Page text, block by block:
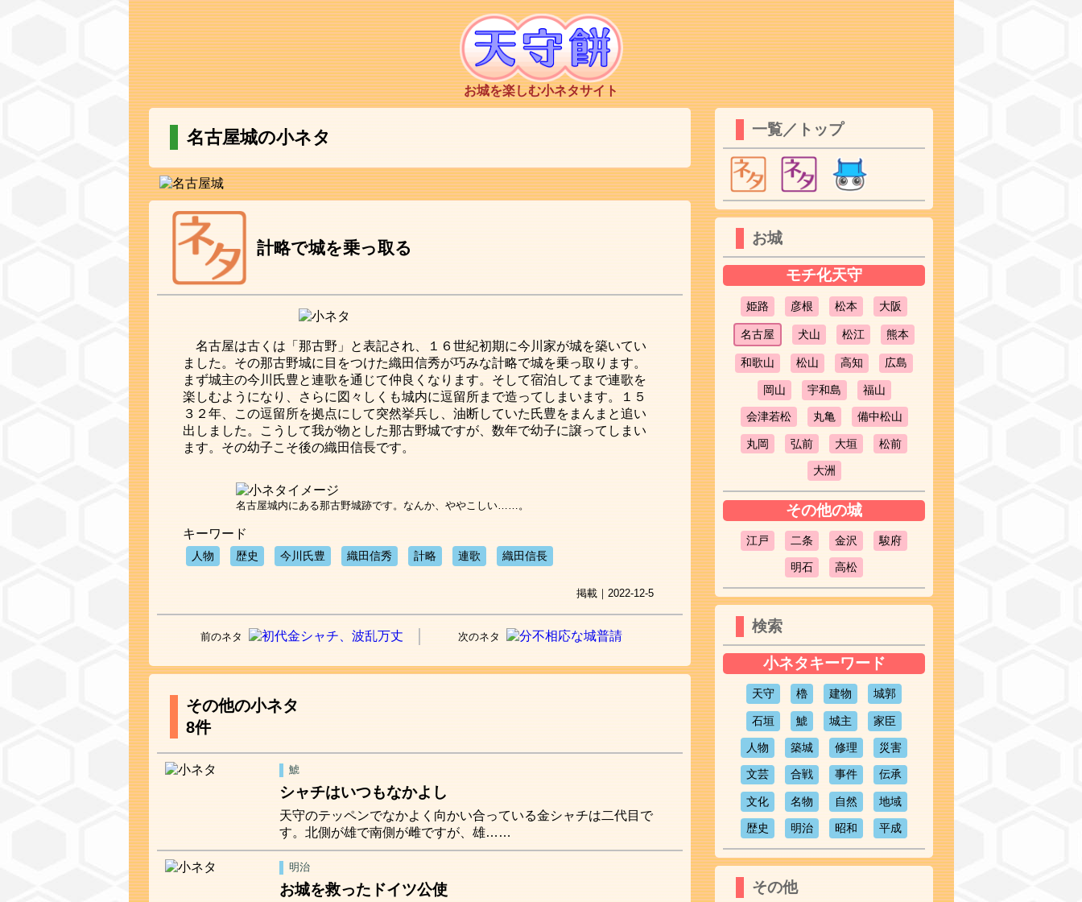
お城を楽しむ小ネタサイト
名古屋城の小ネタ
計略で城を乗っ取る
名古屋は古くは「那古野」と表記され、１６世紀初期に今川家が城を築いてい
ました。その那古野城に目をつけた織田信秀が巧みな計略で城を乗っ取ります。
まず城主の今川氏豊と連歌を通じて仲良くなります。そして宿泊してまで連歌を
楽しむようになり、さらに図々しくも城内に逗留所まで造ってしまいます。１５
３２年、この逗留所を拠点にして突然挙兵し、油断していた氏豊をまんまと追い
出しました。こうして我が物とした那古野城ですが、数年で幼子に譲ってしまい
ます。その幼子こそ後の織田信長です。
名古屋城内にある那古野城跡です。なんか、ややこしい……。
キーワード
人物 歴史 今川氏豊 織田信秀 計略 連歌 織田信長
掲載｜2022-12-5
前のネタ 次のネタ
その他の小ネタ
8件
鯱
シャチはいつもなかよし
天守のテッペンでなかよく向かい合っている金シャチは二代目で
す。北側が雄で南側が雌ですが、雄……
明治
お城を救ったドイツ公使
一覧／トップ
お城
モチ化天守
姫路 彦根 松本 大阪
名古屋 犬山 松江 熊本
和歌山 松山 高知 広島
岡山 宇和島 福山
会津若松 丸亀 備中松山
丸岡 弘前 大垣 松前
大洲
その他の城
江戸 二条 金沢 駿府
明石 高松
検索
小ネタキーワード
天守 櫓 建物 城郭
石垣 鯱 城主 家臣
人物 築城 修理 災害
文芸 合戦 事件 伝承
文化 名物 自然 地域
歴史 明治 昭和 平成
その他